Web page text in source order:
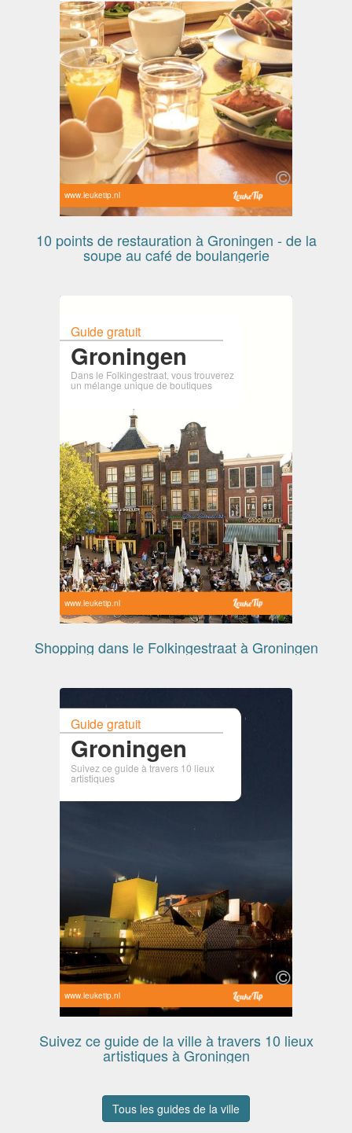
www.leuketip.nl
10 points de restauration à Groningen - de la
soupe au café de boulangerie
Guide gratuit
Groningen
Dans le Folkingestraat, vous trouverez
un mélange unique de boutiques
www.leuketip.nl
Shopping dans le Folkingestraat à Groningen
Guide gratuit
Groningen
Suivez ce guide à travers 10 lieux
artistiques
www.leuketip.nl
Suivez ce guide de la ville à travers 10 lieux
artistiques à Groningen
Tous les guides de la ville